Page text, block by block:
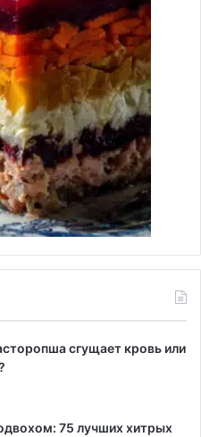
сгущает кровь или
75 лучших хитрых